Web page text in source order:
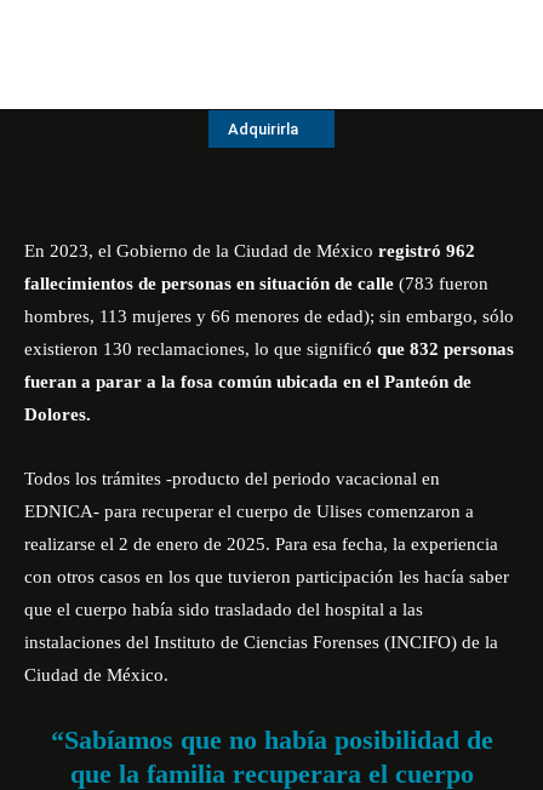
Adquirirla
En 2023, el Gobierno de la Ciudad de México registró 962
fallecimientos de personas en situación de calle (783 fueron
hombres, 113 mujeres y 66 menores de edad); sin embargo, sólo
existieron 130 reclamaciones, lo que significó que 832 personas
fueran a parar a la fosa común ubicada en el Panteón de
Dolores.
Todos los trámites -producto del periodo vacacional en
EDNICA- para recuperar el cuerpo de Ulises comenzaron a
realizarse el 2 de enero de 2025. Para esa fecha, la experiencia
con otros casos en los que tuvieron participación les hacía saber
que el cuerpo había sido trasladado del hospital a las
instalaciones del Instituto de Ciencias Forenses (INCIFO) de la
Ciudad de México.
“Sabíamos que no había posibilidad de
que la familia recuperara el cuerpo